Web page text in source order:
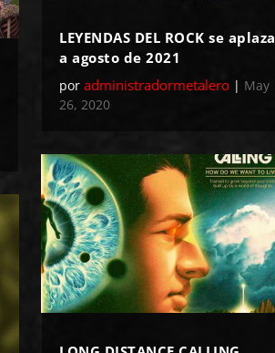
LEYENDAS DEL ROCK se aplaza
a agosto de 2021
poradministradormetalero | May
26, 2020